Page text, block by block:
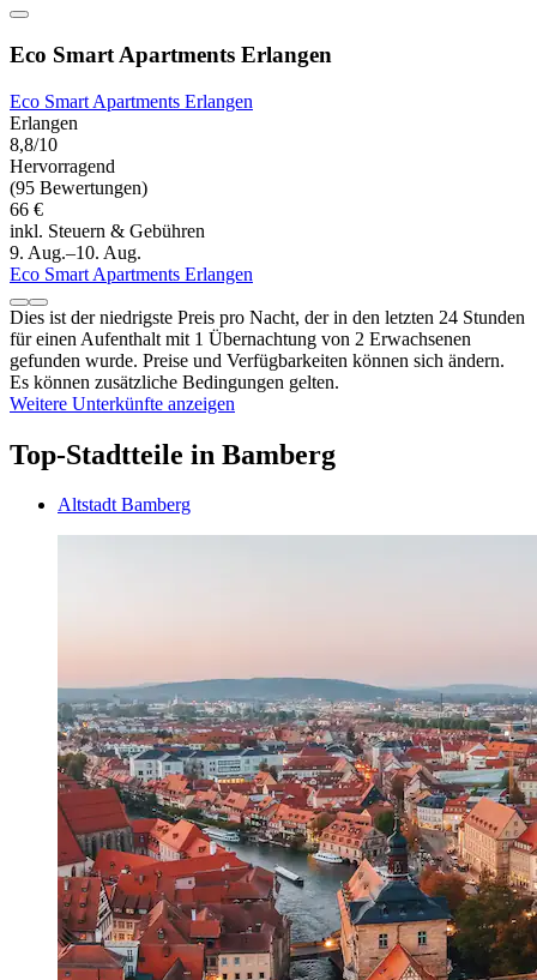
Eco Smart Apartments Erlangen
Eco Smart Apartments Erlangen
Erlangen
8,8/10
Hervorragend
(95 Bewertungen)
66 €
inkl. Steuern & Gebühren
9. Aug.–10. Aug.
Eco Smart Apartments Erlangen
Dies ist der niedrigste Preis pro Nacht, der in den letzten 24 Stunden
für einen Aufenthalt mit 1 Übernachtung von 2 Erwachsenen
gefunden wurde. Preise und Verfügbarkeiten können sich ändern.
Es können zusätzliche Bedingungen gelten.
Weitere Unterkünfte anzeigen
Top-Stadtteile in Bamberg
Altstadt Bamberg